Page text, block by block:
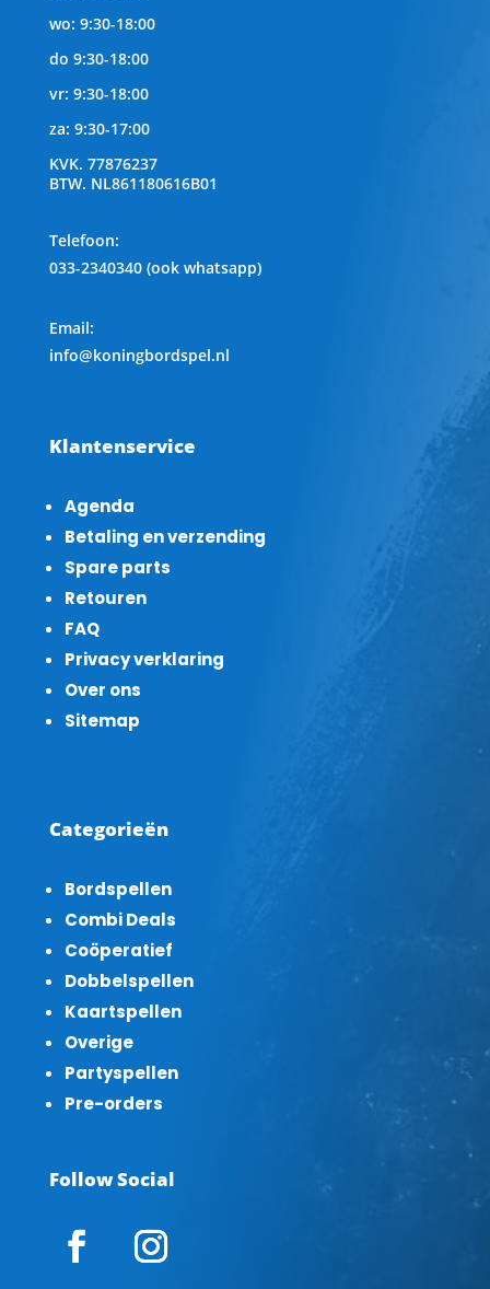
wo: 9:30-18:00
do 9:30-18:00
vr: 9:30-18:00
za: 9:30-17:00
KVK. 77876237
BTW. NL861180616B01
Telefoon:
033-2340340 (ook whatsapp)
Email:
info@koningbordspel.nl
Klantenservice
Agenda
Betaling en verzending
Spare parts
Retouren
FAQ
Privacy verklaring
Over ons
Sitemap
Categorieën
Bordspellen
Combi Deals
Coöperatief
Dobbelspellen
Kaartspellen
Overige
Partyspellen
Pre-orders
Follow Social